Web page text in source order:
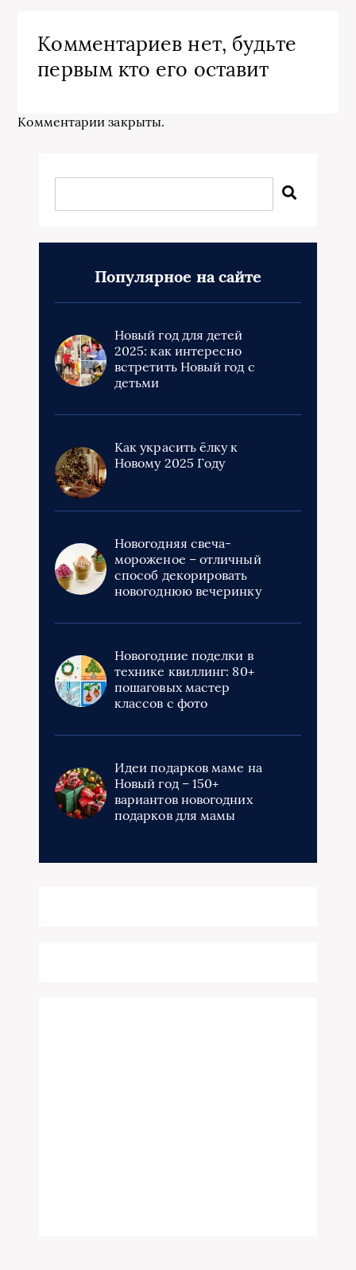
Комментариев нет, будьте
первым кто его оставит
Комментарии закрыты.
Популярное на сайте
Новый год для детей
2025: как интересно
встретить Новый год с
детьми
Как украсить ёлку к
Новому 2025 Году
Новогодняя свеча-
мороженое – отличный
способ декорировать
новогоднюю вечеринку
Новогодние поделки в
технике квиллинг: 80+
пошаговых мастер
классов с фото
Идеи подарков маме на
Новый год – 150+
вариантов новогодних
подарков для мамы